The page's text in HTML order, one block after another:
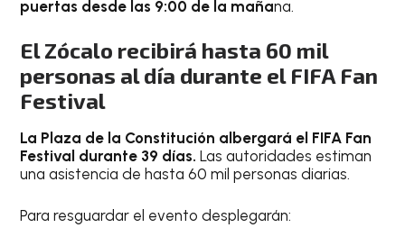
puertas desde las 9:00 de la mañana.
El Zócalo recibirá hasta 60 mil
personas al día durante el FIFA Fan
Festival
La Plaza de la Constitución albergará el FIFA Fan
Festival durante 39 días. Las autoridades estiman
una asistencia de hasta 60 mil personas diarias.
Para resguardar el evento desplegarán: